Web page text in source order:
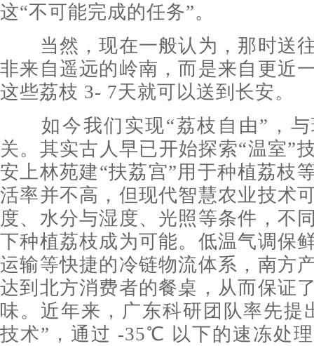
这“不可能完成的任务”。
当然，现在一般认为，那时送
非来自遥远的岭南，而是来自更近
这些荔枝 3- 7天就可以送到长安。
如今我们实现“荔枝自由”，与
关。其实古人早已开始探索“温室”
安上林苑建“扶荔宫”用于种植荔枝
活率并不高，但现代智慧农业技术
度、水分与湿度、光照等条件，不
下种植荔枝成为可能。低温气调保
运输等快捷的冷链物流体系，南方
达到北方消费者的餐桌，从而保证
味。近年来，广东科研团队率先提
技术”，通过 -35℃ 以下的速冻处